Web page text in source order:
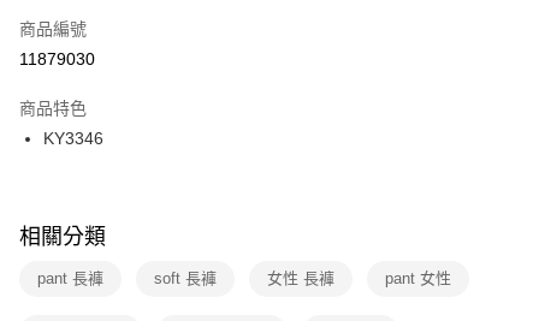
【「AFTEE先享後付」結帳流程】
１．於結帳方式選擇「AFTEE先享後付」後，將跳轉至「AFTEE先享後付」
２．訂單成立數日內，您將收到繳費通知簡訊。
３．收到繳費通知簡訊後14天內，點擊此簡訊中的連結，可透過四大超商／
ATM／網路銀行／等多元方式進行付款，方視為交易完成。
※ 交易是否成功請以「AFTEE先享後付 」之結帳頁面顯示為準，若有關於
是否繳費成功／繳費後需取消欲退款等相關疑問，請聯繫「AFTEE先享後付
客戶支援中心」
https://netprotections.freshdesk.com/support/home
宅配
每筆NT$100，滿NT$1,500(含以上)免運費
付款後門市自取
每筆NT$100，滿NT$1,500(含以上)免運費
商品編號
11879030
商品特色
KY3346
相關分類
pant 長褲 soft 長褲 女性 長褲 pant 女性